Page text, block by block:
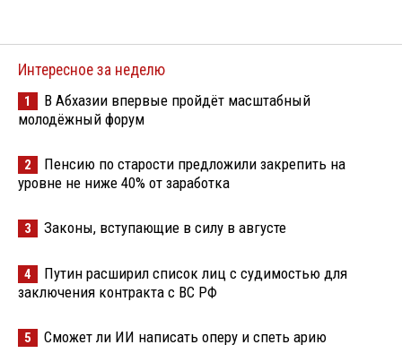
Интересное за неделю
1
В Абхазии впервые пройдёт масштабный
молодёжный форум
2
Пенсию по старости предложили закрепить на
уровне не ниже 40% от заработка
3 Законы, вступающие в силу в августе
4
Путин расширил список лиц с судимостью для
заключения контракта с ВС РФ
5 Сможет ли ИИ написать оперу и спеть арию